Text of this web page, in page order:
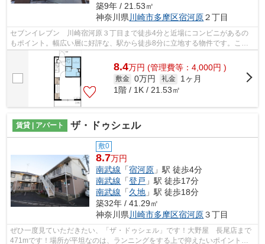
築9年 / 21.53㎡
神奈川県 川崎市多摩区宿河原２丁目
セブンイレブン 川崎宿河原３丁目まで徒歩4分と近場にコンビニがあるの
もポイント。幅広い層に好評な、駅から徒歩8分に立地する物件です。こち
らの物件はマンションです。今ニーズの...
8.4万円 (管理費等：4,000円 )
敷金 0万円 礼金
1ヶ月
1階 / 1K / 21.53㎡
賃貸 | アパート ザ・ドゥシェル
敷0
8.7万円
南武線 「宿河原 」駅 徒歩4分
南武線 「登戸 」駅 徒歩17分
南武線 「久地 」駅 徒歩18分
築32年 / 41.29㎡
神奈川県川崎市多摩区宿河原３丁目
ぜひ一度見ていただきたい、「ザ・ドゥシェル」です！大野屋 長尾店まで
471mです！場所が平坦なのは、ランニングをする上で抑えたいポイントで